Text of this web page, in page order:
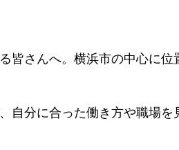
皆さんへ。横浜市の中心に
自分に合った働き方や職場